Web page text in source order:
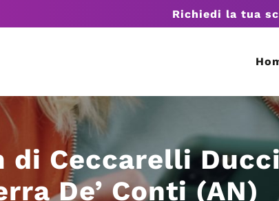
Richiedi la tua
di Ceccarelli
De’ Conti (AN)